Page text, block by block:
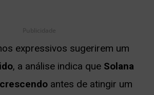
Publicidade
expressivos sugerirem um
, a análise indica que Solana
antes de atingir um